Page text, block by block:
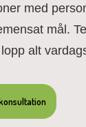
med
mål.
alt